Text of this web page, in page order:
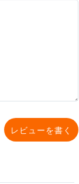
レビューを書く